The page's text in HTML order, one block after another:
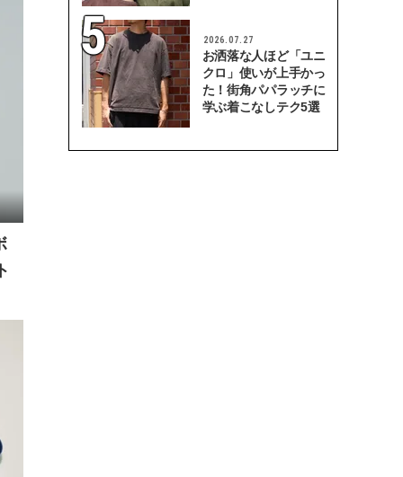
2026.07.27
お洒落な人ほど「ユニ
クロ」使いが上手かっ
た！街角パパラッチに
学ぶ着こなしテク5選